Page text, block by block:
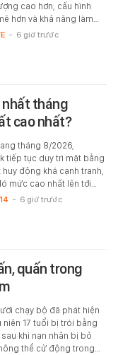
cao hơn, cấu hình
hơn và khả năng làm…
- 6 giờ trước
nhất tháng
cao nhất?
tháng 8/2026,
tiếp tục duy trì mặt bằng
huy động khá cạnh tranh,
mức cao nhất lên tới…
- 6 giờ trước
quấn trong
chạy bộ đã phát hiện
niên 17 tuổi bị trói bằng
khi nạn nhân bị bỏ
thể cử động trong…